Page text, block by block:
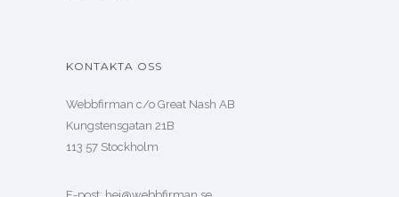
KONTAKTA OSS
Webbfirman c/o Great Nash AB
Kungstensgatan 21B
113 57 Stockholm